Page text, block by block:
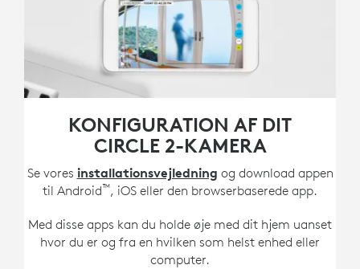
KONFIGURATION AF DIT
CIRCLE 2-KAMERA
Se vores installationsvejledning og download appen
til Android™, iOS eller den browserbaserede app.
Med disse apps kan du holde øje med dit hjem uanset
hvor du er og fra en hvilken som helst enhed eller
computer.